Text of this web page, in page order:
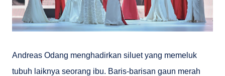
Andreas Odang menghadirkan siluet yang memeluk
tubuh laiknya seorang ibu. Baris-barisan gaun merah